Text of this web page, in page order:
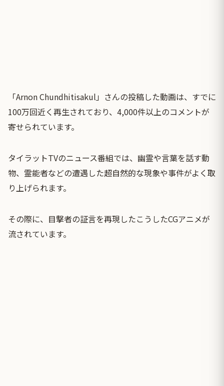
「Arnon Chundhitisakul」さんの投稿した動画は、すでに
100万回近く再生されており、4,000件以上のコメントが
寄せられています。
タイラットTVのニュース番組では、幽霊や言葉を話す動
物、霊能者などの遭遇した超自然的な現象や事件がよく取
り上げられます。
その際に、目撃者の証言を再現したこうしたCGアニメが
流されています。